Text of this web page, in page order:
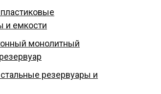
и емкости
монолитный
резервуары и